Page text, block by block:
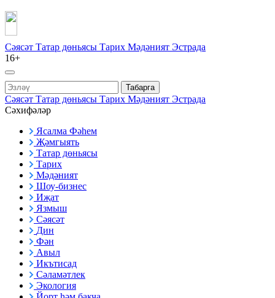
Сәясәт Татар дөньясы Тарих Мәдәният Эстрада
16+
Табарга
Сәясәт Татар дөньясы Тарих Мәдәният Эстрада
Сәхифәләр
Ясалма Фәһем
Җәмгыять
Татар дөньясы
Тарих
Мәдәният
Шоу-бизнес
Иҗат
Язмыш
Сәясәт
Дин
Фән
Авыл
Икътисад
Сәламәтлек
Экология